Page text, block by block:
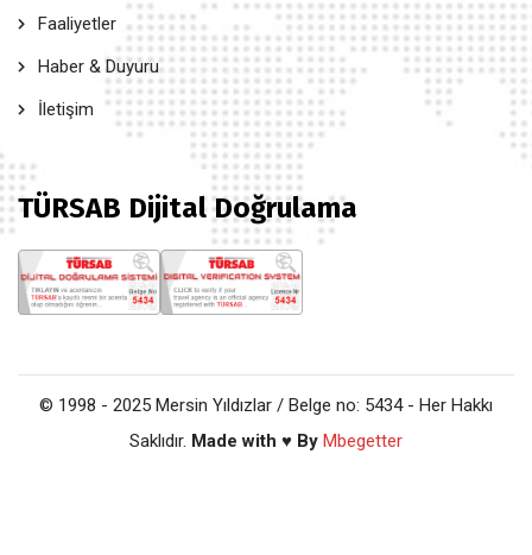
Faaliyetler
Haber & Duyuru
İletişim
TÜRSAB Dijital Doğrulama
© 1998 - 2025 Mersin Yıldızlar / Belge no: 5434 - Her Hakkı
Saklıdır. Made with ♥ By Mbegetter